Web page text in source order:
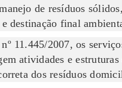
de resíduos
destinação final
11.445/2007, os
atividades e
dos resíduos